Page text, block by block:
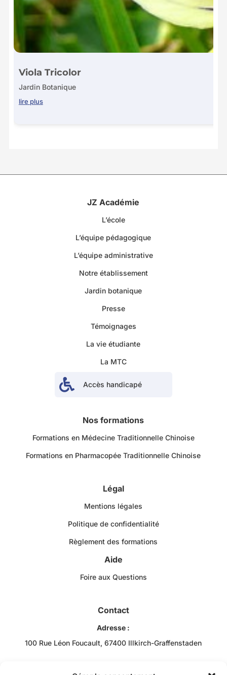
Viola Tricolor
Jardin Botanique
lire plus
JZ Académie
L’école
L’équipe pédagogique
L’équipe administrative
Notre établissement
Jardin botanique
Presse
Témoignages
La vie étudiante
La MTC
 Accès handicapé
Nos formations
Formations en Médecine Traditionnelle Chinoise
Formations en Pharmacopée Traditionnelle Chinoise
Légal
Mentions légales
Politique de confidentialité
Règlement des formations
Aide
Foire aux Questions
Contact
Adresse :
100 Rue Léon Foucault, 67400 Illkirch-Graffenstaden